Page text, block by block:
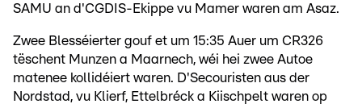
SAMU an d'CGDIS-Ekippe vu Mamer waren am Asaz.
Zwee Blesséierter gouf et um 15:35 Auer um CR326
tëschent Munzen a Maarnech, wéi hei zwee Autoe
matenee kollidéiert waren. D'Secouristen aus der
Nordstad, vu Klierf, Ettelbréck a Kiischpelt waren op